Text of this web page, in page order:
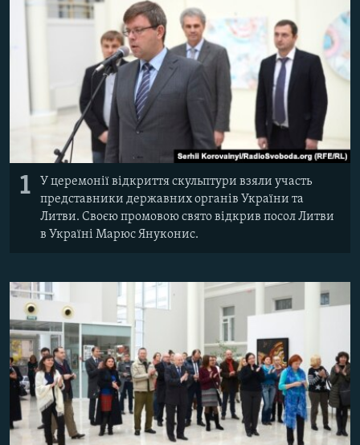
ВІДЕОУРОКИ «ELIFBE»
СВІДЧЕННЯ ОКУПАЦІЇ
УКРАЇНСЬКА ПРОБЛЕМА КРИМУ
ІНФОГРАФІКА
Усі сайти RFE/RL
1
У церемонії відкриття скульптури взяли участь
представники державних органів України та
Литви. Своєю промовою свято відкрив посол Литви
в Україні Марюс Януконис.